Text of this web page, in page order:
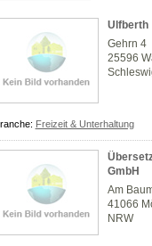
Ulfberth
Gehrn 4
25596
Freizeit & Unterhaltung
GmbH
Am
41066
NRW